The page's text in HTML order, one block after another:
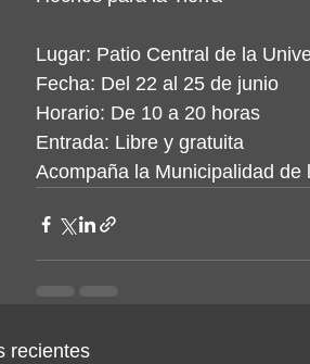
Lugar: Patio Central de la
Fecha: Del 22 al 25 de junio
Horario: De 10 a 20 horas
Entrada: Libre y gratuita
Acompaña la Municipalidad de
recientes